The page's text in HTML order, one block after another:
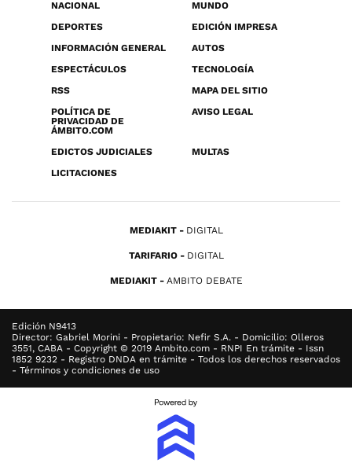
NACIONAL
MUNDO
DEPORTES
EDICIÓN IMPRESA
INFORMACIÓN GENERAL
AUTOS
ESPECTÁCULOS
TECNOLOGÍA
RSS
MAPA DEL SITIO
POLÍTICA DE
PRIVACIDAD DE
ÁMBITO.COM
AVISO LEGAL
EDICTOS JUDICIALES
MULTAS
LICITACIONES
MEDIAKIT DIGITAL
TARIFARIO DIGITAL
MEDIAKIT AMBITO DEBATE
Edición N9413
Director: Gabriel Morini - Propietario: Nefir S.A. - Domicilio: Olleros
3551, CABA - Copyright © 2019 Ambito.com - RNPI En trámite - Issn
1852 9232 - Registro DNDA en trámite - Todos los derechos reservados
- Términos y condiciones de uso